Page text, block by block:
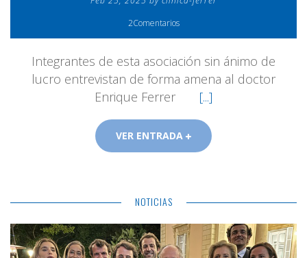
2Comentarios
Integrantes de esta asociación sin ánimo de
lucro entrevistan de forma amena al doctor
Enrique Ferrer [...]
VER ENTRADA
NOTICIAS